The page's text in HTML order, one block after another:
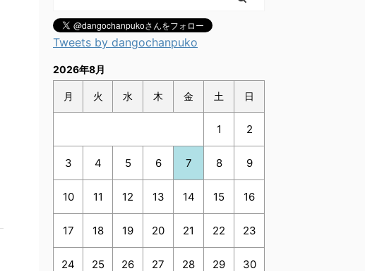
Tweets by dangochanpuko
2026年8月
月 火 水 木 金 土 日
1 2
3 4 5 6 7 8 9
10 11 12 13 14 15 16
17 18 19 20 21 22 23
24 25 26 27 28 29 30